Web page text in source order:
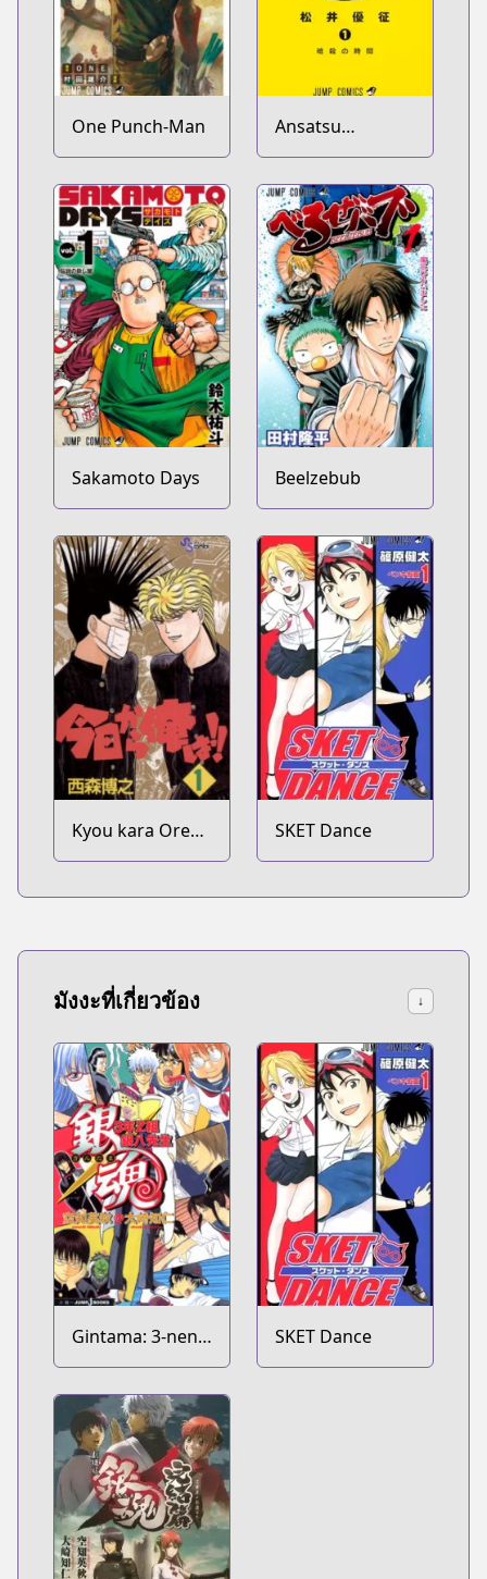
One Punch-Man
Ansatsu
Kyoushitsu
Sakamoto Days Beelzebub
Kyou kara Ore
wa!!
SKET Dance
มังงะที่เกี่ยวข้อง ↓
Gintama: 3-nen
Z-gumi Ginpachi-
sensei
SKET Dance